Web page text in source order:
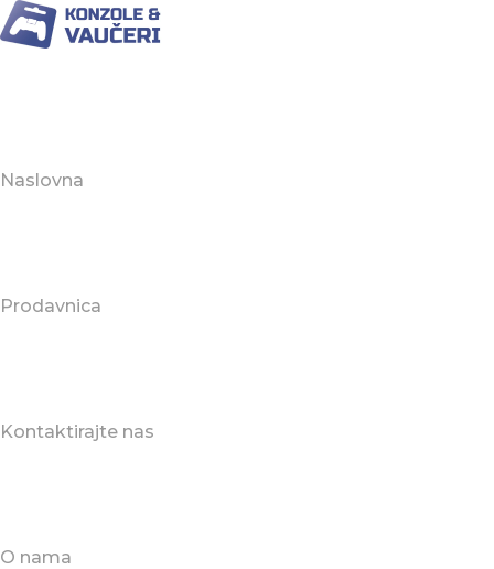
Naslovna
Prodavnica
Kontaktirajte nas
O nama